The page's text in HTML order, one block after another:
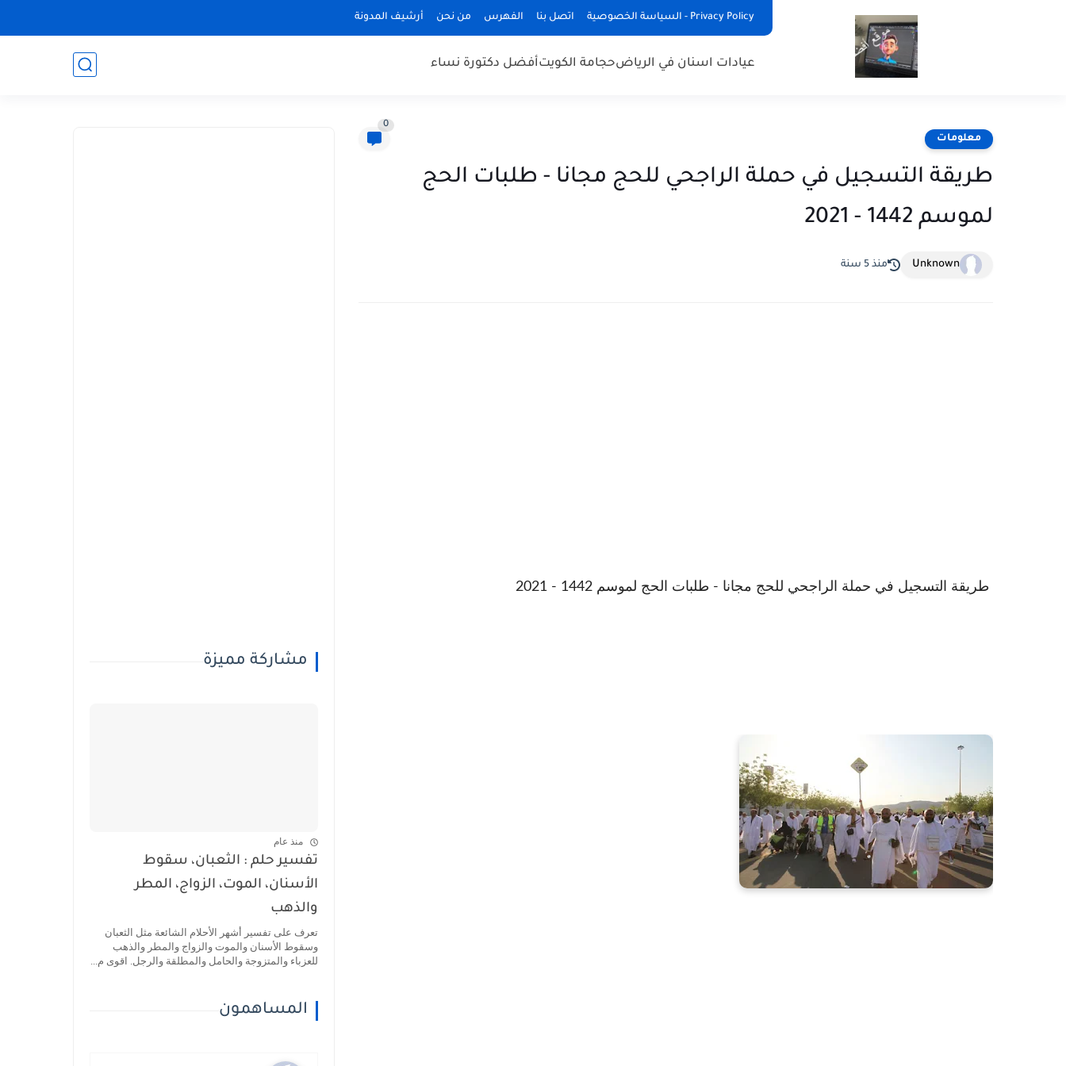
Privacy Policy - السياسة الخصوصية اتصل بنا الفهرس من نحن أرشيف المدونة
عيادات اسنان في الرياضحجامة الكويتأفضل دكتورة نساء
معلومات
0
طريقة التسجيل في حملة الراجحي للحج مجانا - طلبات الحج
لموسم 1442 - 2021
Unknown منذ 5 سنة
طريقة التسجيل في حملة الراجحي للحج مجانا - طلبات الحج لموسم 1442 - 2021
مشاركة مميزة
منذ عام
تفسير حلم : الثعبان، سقوط
الأسنان، الموت، الزواج، المطر
والذهب
تعرف على تفسير أشهر الأحلام الشائعة مثل الثعبان
وسقوط الأسنان والموت والزواج والمطر والذهب
للعزباء والمتزوجة والحامل والمطلقة والرجل. اقوى م...
المساهمون